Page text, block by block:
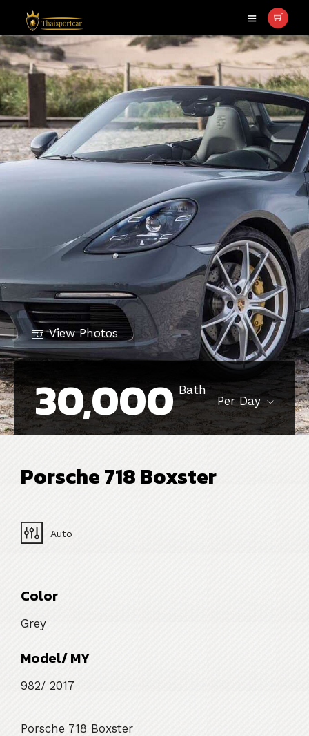
View Photos
30,000 Bath
Per Day
Porsche 718 Boxster
Auto
Color
Grey
Model/ MY
982/ 2017
Porsche 718 Boxster